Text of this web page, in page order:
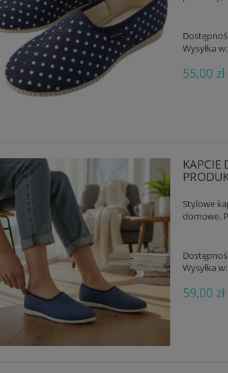
Wysyłka w:
55,00 zł
KAPCIE
Stylowe
domowe.
Wysyłka w:
59,00 zł